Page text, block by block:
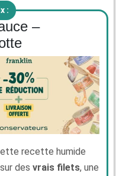
:
–
recette humide
des vrais filets, une